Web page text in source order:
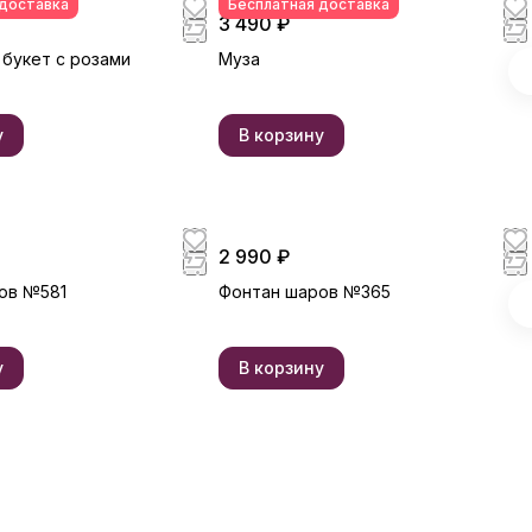
с розами
Бесплатная доставка
3 490 ₽
Муза
В корзину
№581
2 990 ₽
Фонтан шаров №365
В корзину